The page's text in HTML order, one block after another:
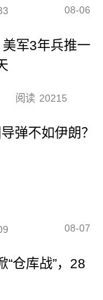
08-06
军3年兵推一
阅读 20215
弹不如伊朗？
08-07
“仓库战”，28